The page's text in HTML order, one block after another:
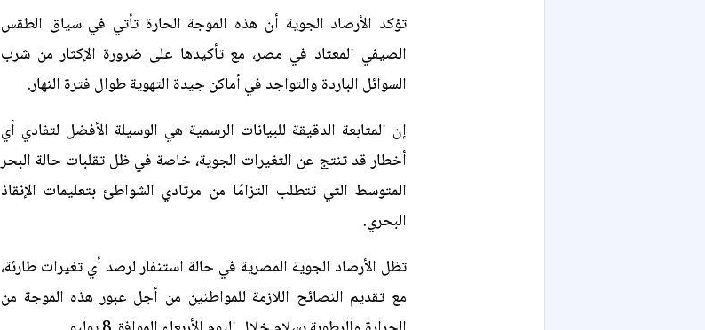
تؤكد الأرصاد الجوية أن هذه الموجة الحارة تأتي في سياق الطقس
الصيفي المعتاد في مصر، مع تأكيدها على ضرورة الإكثار من شرب
السوائل الباردة والتواجد في أماكن جيدة التهوية طوال فترة النهار.
إن المتابعة الدقيقة للبيانات الرسمية هي الوسيلة الأفضل لتفادي أي
أخطار قد تنتج عن التغيرات الجوية، خاصة في ظل تقلبات حالة البحر
المتوسط التي تتطلب التزامًا من مرتادي الشواطئ بتعليمات الإنقاذ
البحري.
تظل الأرصاد الجوية المصرية في حالة استنفار لرصد أي تغيرات طارئة،
مع تقديم النصائح اللازمة للمواطنين من أجل عبور هذه الموجة من